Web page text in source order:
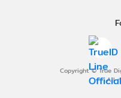
Copyright © True
All